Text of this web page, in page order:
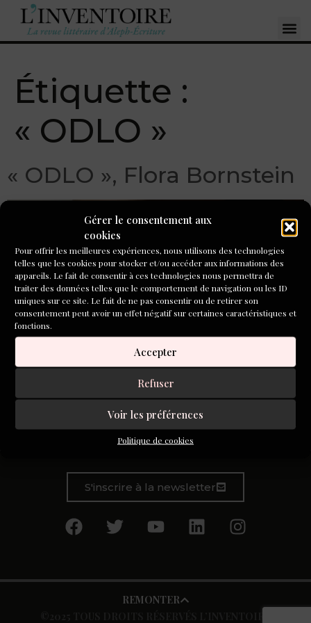
Gérer le consentement aux
cookies
Pour offrir les meilleures expériences, nous utilisons des technologies
telles que les cookies pour stocker et/ou accéder aux informations des
appareils. Le fait de consentir à ces technologies nous permettra de
traiter des données telles que le comportement de navigation ou les ID
uniques sur ce site. Le fait de ne pas consentir ou de retirer son
consentement peut avoir un effet négatif sur certaines caractéristiques et
fonctions.
Accepter
Refuser
Voir les préférences
Politique de cookies
Étiquette :
« ODLO »
« ODLO », Flora Bornstein
Le jour où je me suis enfin sentie prête, je ne lui ai rien dit.
Je lui ai dit oui, sans rien lui dire. Oui, pour devenir mère.
Oui avec lui, si positif, si sûr de lui, si résistant…
S'inscrire à la newsletter
REMONTER